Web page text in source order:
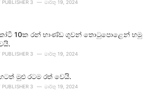
PUBLISHER 3 මාර්තු 19, 2024
10ක රන් භාණ්ඩ ගුවන් තොටුපොළෙන් හමු
PUBLISHER 3 මාර්තු 19, 2024
මුළු රටම රත් වෙයි.
PUBLISHER 3 මාර්තු 19, 2024